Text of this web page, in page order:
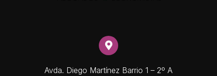
Avda. Diego Martínez Barrio 1 – 2º A